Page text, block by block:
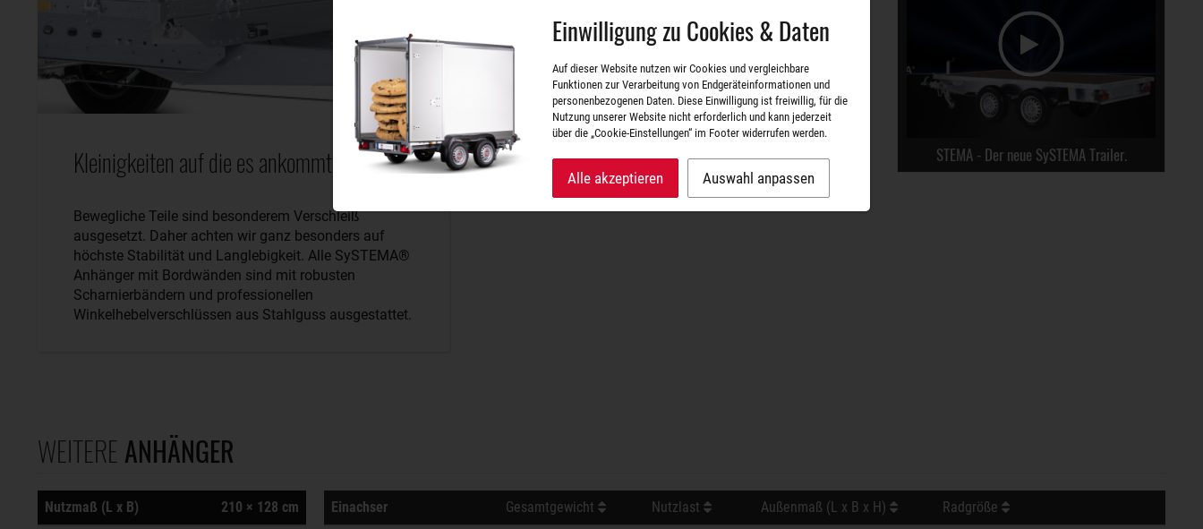
Kleinigkeiten auf die es ankommt.
Bewegliche Teile sind besonderem Verschleiß
ausgesetzt. Daher achten wir ganz besonders auf
höchste Stabilität und Langlebigkeit. Alle SySTEMA®
Anhänger mit Bordwänden sind mit robusten
Scharnierbändern und professionellen
Winkelhebelverschlüssen aus Stahlguss ausgestattet.
STEMA - Der neue SySTEMA Trailer.
WEITERE ANHÄNGER
Nutzmaß (L x B) 210 × 128 cm Einachser Gesamtgewicht Nutzlast Außenmaß (L x B x H) Radgröße
Einwilligung zu Cookies & Daten
Auf dieser Website nutzen wir Cookies und vergleichbare
Funktionen zur Verarbeitung von Endgeräteinformationen und
personenbezogenen Daten. Diese Einwilligung ist freiwillig, für die
Nutzung unserer Website nicht erforderlich und kann jederzeit
über die „Cookie-Einstellungen“ im Footer widerrufen werden.
Alle akzeptieren Auswahl anpassen